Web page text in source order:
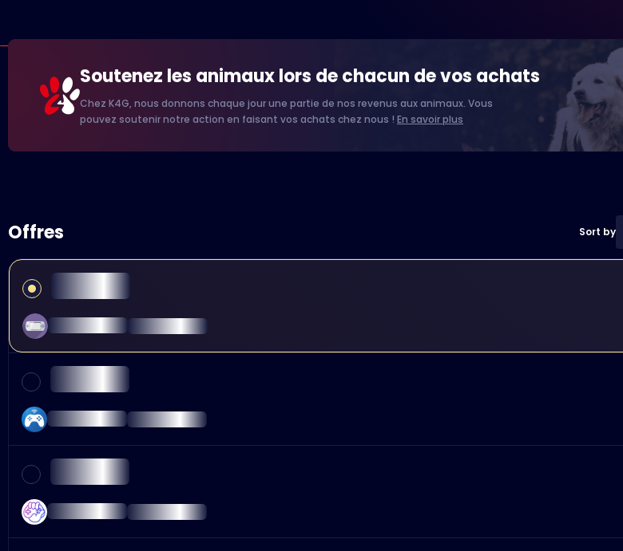
Soutenez les animaux lors de chacun de vos achats
Chez K4G, nous donnons chaque jour une partie de nos revenus aux animaux. Vous
pouvez soutenir notre action en faisant vos achats chez nous ! En savoir plus
Offres Sort by